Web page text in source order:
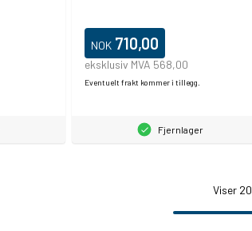
NOK 710,00
eksklusiv MVA 568,00
Eventuelt frakt kommer i tillegg.
Fjernlager
Viser 20